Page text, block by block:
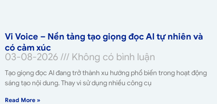
Vi Voice – Nền tảng tạo giọng đọc AI tự nhiên và
có cảm xúc
03-08-2026 Không có bình luận
Tạo giọng đọc AI đang trở thành xu hướng phổ biến trong hoạt động
sáng tạo nội dung. Thay vì sử dụng nhiều công cụ
Read More »